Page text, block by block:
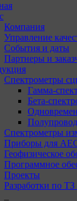
Компания
Управление
События и даты
Партнеры и
Спектрометры
Гамма-
Бета-
Спектрометры
Приборы для
Геофизическое
Программное
Проекты
Разработки по ТЗ